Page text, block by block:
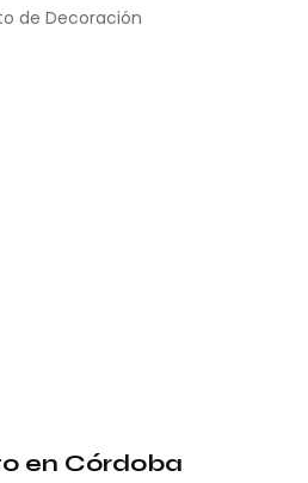
de Decoración
en Córdoba